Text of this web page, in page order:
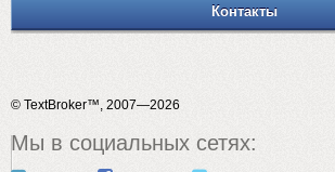
Контакты
© TextBroker™, 2007—2026
Мы в социальных сетях: